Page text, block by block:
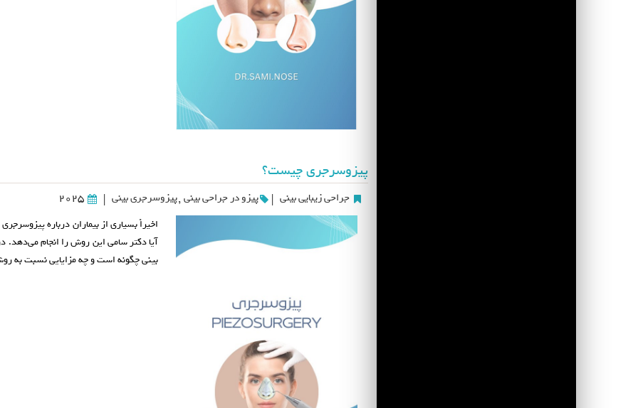
پیزوسرجری چیست؟
جراحی زیبایی بینی | پیزو در جراحی بینی ,پیزوسرجری بینی |
2025
اخیراً بسیاری از بیماران درباره
آیا دکتر سامی این روش را انجام می‌دهد.
بینی چگونه است و چه مزایایی نسبت به